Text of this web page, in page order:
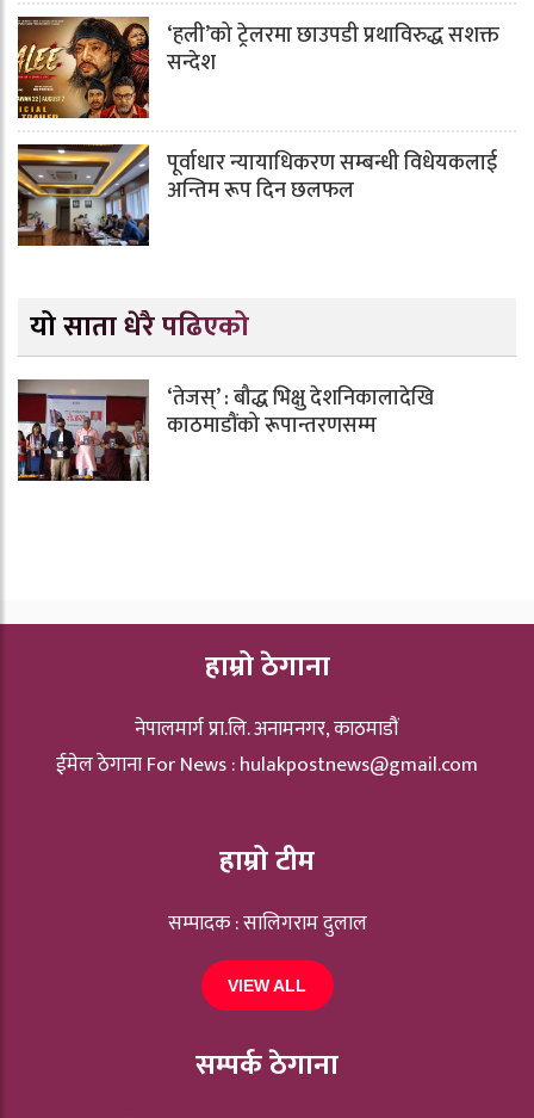
‘हली’को ट्रेलरमा छाउपडी प्रथाविरुद्ध सशक्त
सन्देश
पूर्वाधार न्यायाधिकरण सम्बन्धी विधेयकलाई
अन्तिम रूप दिन छलफल
यो साता धेरै पढिएको
‘तेजस्’ : बौद्ध भिक्षु देशनिकालादेखि
काठमाडौंको रूपान्तरणसम्म
हाम्रो ठेगाना
नेपालमार्ग प्रा.लि. अनामनगर, काठमाडौं
ईमेल ठेगाना For News :hulakpostnews@gmail.com
हाम्रो टीम
सम्पादक : सालिगराम दुलाल
VIEW ALL
सम्पर्क ठेगाना